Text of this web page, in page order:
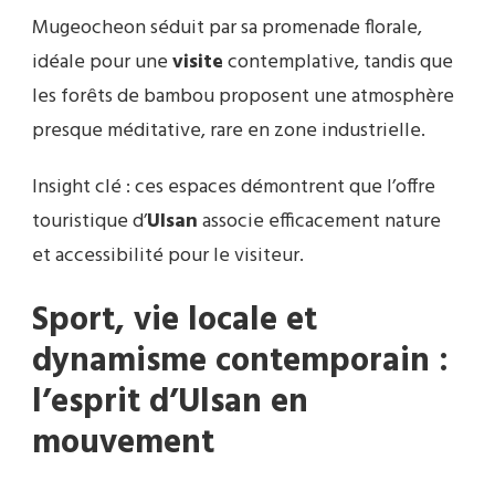
Mugeocheon séduit par sa promenade florale,
idéale pour unevisitecontemplative, tandis que
les forêts de bambou proposent une atmosphère
presque méditative, rare en zone industrielle.
Insight clé : ces espaces démontrent que l’offre
touristique d’Ulsanassocie efficacement nature
et accessibilité pour le visiteur.
Sport, vie locale et
dynamisme contemporain :
l’esprit d’Ulsan en
mouvement